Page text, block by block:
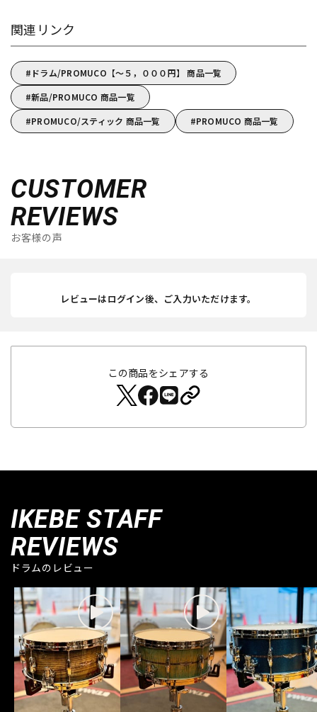
関連リンク
ドラム/PROMUCO【～５，０００円】 商品一覧
新品/PROMUCO 商品一覧
PROMUCO/スティック 商品一覧
PROMUCO 商品一覧
CUSTOMER
REVIEWS
お客様の声
レビューはログイン後、ご入力いただけます。
この商品をシェアする
IKEBE STAFF
REVIEWS
ドラムのレビュー